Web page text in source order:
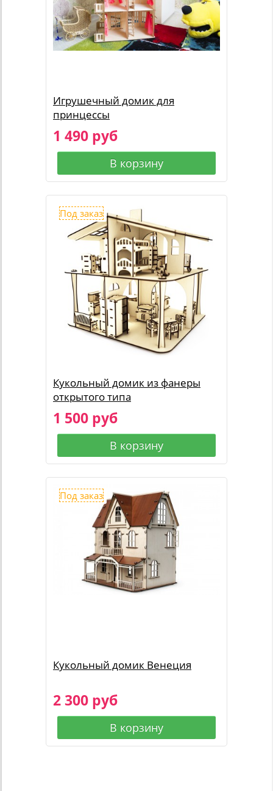
Игрушечный домик для
принцессы
1 490 руб
В корзину
Под заказ
Кукольный домик из фанеры
открытого типа
1 500 руб
В корзину
Под заказ
Кукольный домик Венеция
2 300 руб
В корзину